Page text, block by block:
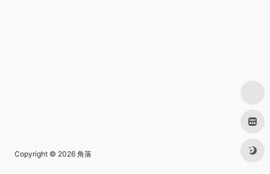
Copyright © 2026 角落